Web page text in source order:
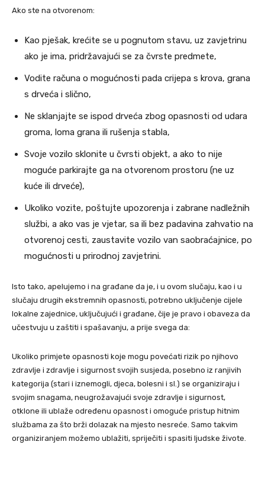
Ako ste na otvorenom:
Kao pješak, krećite se u pognutom stavu, uz zavjetrinu
ako je ima, pridržavajući se za čvrste predmete,
Vodite računa o mogućnosti pada crijepa s krova, grana
s drveća i slično,
Ne sklanjajte se ispod drveća zbog opasnosti od udara
groma, loma grana ili rušenja stabla,
Svoje vozilo sklonite u čvrsti objekt, a ako to nije
moguće parkirajte ga na otvorenom prostoru (ne uz
kuće ili drveće),
Ukoliko vozite, poštujte upozorenja i zabrane nadležnih
službi, a ako vas je vjetar, sa ili bez padavina zahvatio na
otvorenoj cesti, zaustavite vozilo van saobraćajnice, po
mogućnosti u prirodnoj zavjetrini.
Isto tako, apelujemo i na građane da je, i u ovom slučaju, kao i u
slučaju drugih ekstremnih opasnosti, potrebno uključenje cijele
lokalne zajednice, uključujući i građane, čije je pravo i obaveza da
učestvuju u zaštiti i spašavanju, a prije svega da:
Ukoliko primjete opasnosti koje mogu povećati rizik po njihovo
zdravlje i zdravlje i sigurnost svojih susjeda, posebno iz ranjivih
kategorija (stari i iznemogli, djeca, bolesni i sl.) se organiziraju i
svojim snagama, neugrožavajući svoje zdravlje i sigurnost,
otklone ili ublaže određenu opasnost i omoguće pristup hitnim
službama za što brži dolazak na mjesto nesreće. Samo takvim
organiziranjem možemo ublažiti, spriječiti i spasiti ljudske živote.